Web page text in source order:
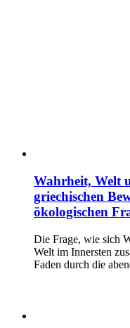
Wahrheit, Welt
griechischen
ökologischen
Die Frage, wie sich
Welt im Innersten
Faden durch die